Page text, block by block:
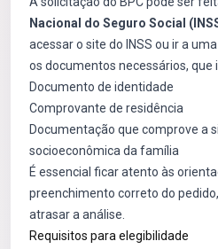
Nacional do Seguro Social
acessar o site do INSS ou ir a
os documentos necessários, que
Documento de identidade
Comprovante de residência
Documentação que comprove a
socioeconômica da família
É essencial ficar atento às
preenchimento correto do
atrasar a análise.
Requisitos para elegibilidade